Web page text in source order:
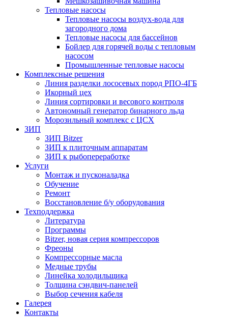
Тепловые насосы
Тепловые насосы воздух-вода для
загородного дома
Тепловые насосы для бассейнов
Бойлер для горячей воды с тепловым
насосом
Промышленные тепловые насосы
Комплексные решения
Линия разделки лососевых пород РПО-4ГБ
Икорный цех
Линия сортировки и весового контроля
Автономный генератор бинарного льда
Морозильный комплекс с ЦСХ
ЗИП
ЗИП Bitzer
ЗИП к плиточным аппаратам
ЗИП к рыбопереработке
Услуги
Монтаж и пусконаладка
Обучение
Ремонт
Восстановление б/у оборудования
Техподдержка
Литература
Программы
Bitzer, новая серия компрессоров
Фреоны
Компрессорные масла
Медные трубы
Линейка холодильщика
Толщина сэндвич-панелей
Выбор сечения кабеля
Галерея
Контакты